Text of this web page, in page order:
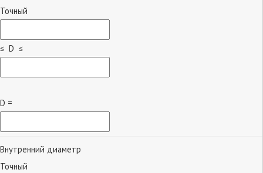
Точный
≤ D ≤
D =
Внутренний диаметр
Точный